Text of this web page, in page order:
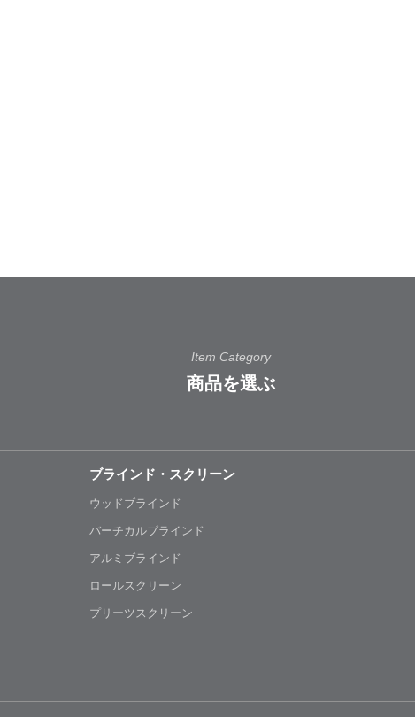
Item Category
商品を選ぶ
ブラインド・スクリーン
ウッドブラインド
バーチカルブラインド
アルミブラインド
ロールスクリーン
プリーツスクリーン